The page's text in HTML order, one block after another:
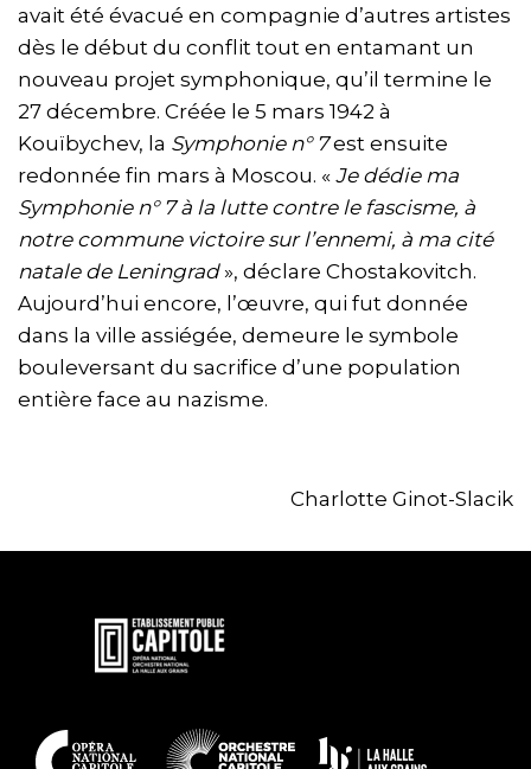
avait été évacué en compagnie d’autres artistes
dès le début du conflit tout en entamant un
nouveau projet symphonique, qu’il termine le
27 décembre. Créée le 5 mars 1942 à
Kouïbychev, la Symphonie n° 7est ensuite
redonnée fin mars à Moscou. « Je dédie ma
Symphonie n° 7 à la lutte contre le fascisme, à
notre commune victoire sur l’ennemi, à ma cité
natale de Leningrad », déclare Chostakovitch.
Aujourd’hui encore, l’œuvre, qui fut donnée
dans la ville assiégée, demeure le symbole
bouleversant du sacrifice d’une population
entière face au nazisme.
Charlotte Ginot-Slacik
En
savoir